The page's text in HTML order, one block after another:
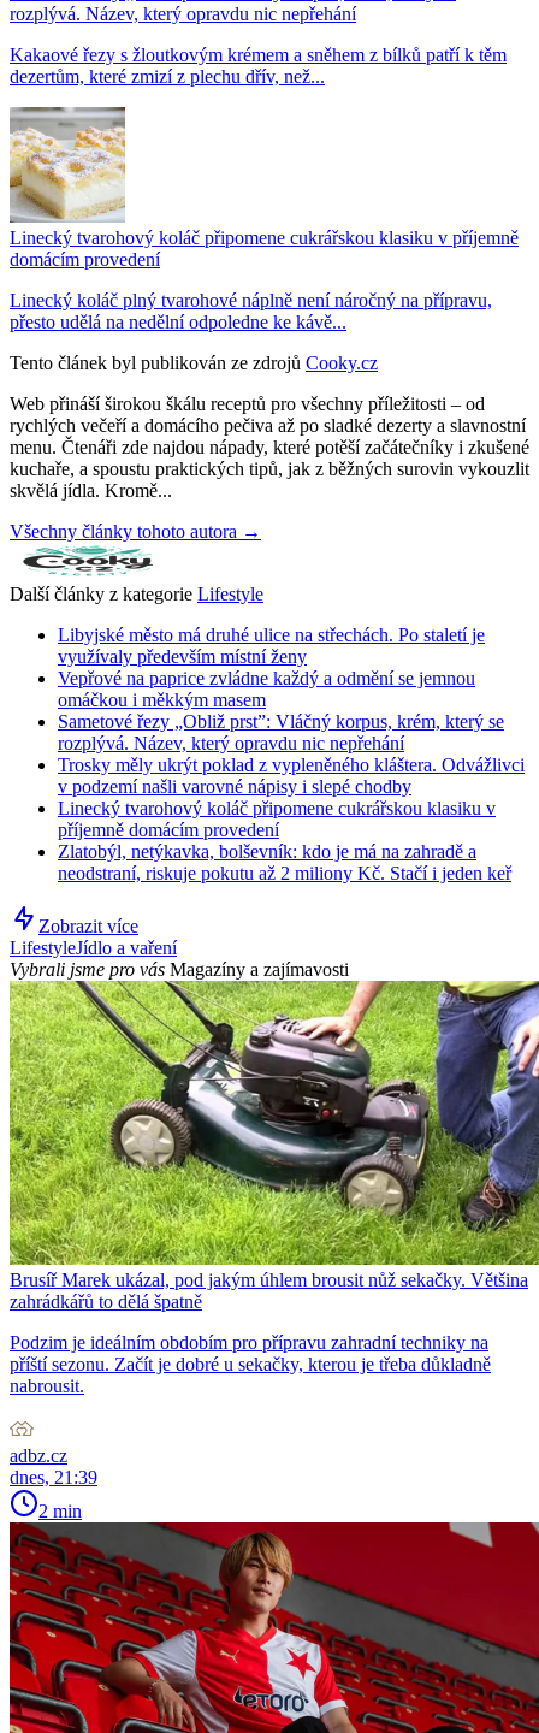
rozplývá. Název, který opravdu nic nepřehání
Kakaové řezy s žloutkovým krémem a sněhem z bílků patří k těm
dezertům, které zmizí z plechu dřív, než...
Linecký tvarohový koláč připomene cukrářskou klasiku v příjemně
domácím provedení
Linecký koláč plný tvarohové náplně není náročný na přípravu,
přesto udělá na nedělní odpoledne ke kávě...
Tento článek byl publikován ze zdrojů Cooky.cz
Web přináší širokou škálu receptů pro všechny příležitosti – od
rychlých večeří a domácího pečiva až po sladké dezerty a slavnostní
menu. Čtenáři zde najdou nápady, které potěší začátečníky i zkušené
kuchaře, a spoustu praktických tipů, jak z běžných surovin vykouzlit
skvělá jídla. Kromě...
Všechny články tohoto autora →
Další články z kategorie Lifestyle
Libyjské město má druhé ulice na střechách. Po staletí je
využívaly především místní ženy
Vepřové na paprice zvládne každý a odmění se jemnou
omáčkou i měkkým masem
Sametové řezy „Obliž prst”: Vláčný korpus, krém, který se
rozplývá. Název, který opravdu nic nepřehání
Trosky měly ukrýt poklad z vypleněného kláštera. Odvážlivci
v podzemí našli varovné nápisy i slepé chodby
Linecký tvarohový koláč připomene cukrářskou klasiku v
příjemně domácím provedení
Zlatobýl, netýkavka, bolševník: kdo je má na zahradě a
neodstraní, riskuje pokutu až 2 miliony Kč. Stačí i jeden keř
Zobrazit více
LifestyleJídlo a vaření
Vybrali jsme pro vás Magazíny a zajímavosti
Brusíř Marek ukázal, pod jakým úhlem brousit nůž sekačky. Většina
zahrádkářů to dělá špatně
Podzim je ideálním obdobím pro přípravu zahradní techniky na
příští sezonu. Začít je dobré u sekačky, kterou je třeba důkladně
nabrousit.
adbz.cz
dnes, 21:39
2 min